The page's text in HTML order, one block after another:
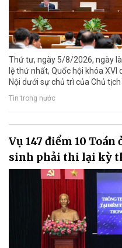
Thứ tư, ngày 5/8/2026, ngày
lệ thứ nhất, Quốc hội khóa XVI
Nội dưới sự chủ trì của Chủ
Tin trong nước
Vụ 147 điểm 10
sinh phải thi lại kỳ